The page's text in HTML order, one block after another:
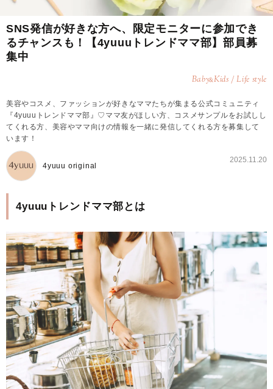
SNS発信が好きな方へ、限定モニターに参加でき
るチャンスも！【4yuuuトレンドママ部】部員募
集中
Baby&Kids / Life style
美容やコスメ、ファッションが好きなママたちが集まる公式コミュニティ
『4yuuuトレンドママ部』♡ママ友がほしい方、コスメサンプルをお試しし
てくれる方、美容やママ向けの情報を一緒に発信してくれる方を募集して
います！
4yuuu original
2025.11.20
4yuuuトレンドママ部とは